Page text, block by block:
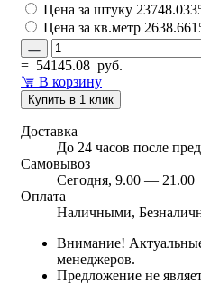
Цена за штуку
Цена за кв.метр
= 54145.08 руб.
В корзину
Купить в 1 клик
Доставка
До 24 часов после
Самовывоз
Сегодня, 9.00 — 21.00
Оплата
Наличными,
Внимание!
менеджеров.
Предложение не